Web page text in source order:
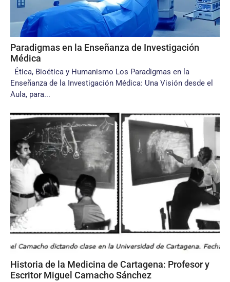
Paradigmas en la Enseñanza de Investigación
Médica
Ética, Bioética y Humanismo Los Paradigmas en la
Enseñanza de la Investigación Médica: Una Visión desde el
Aula, para...
Historia de la Medicina de Cartagena: Profesor y
Escritor Miguel Camacho Sánchez